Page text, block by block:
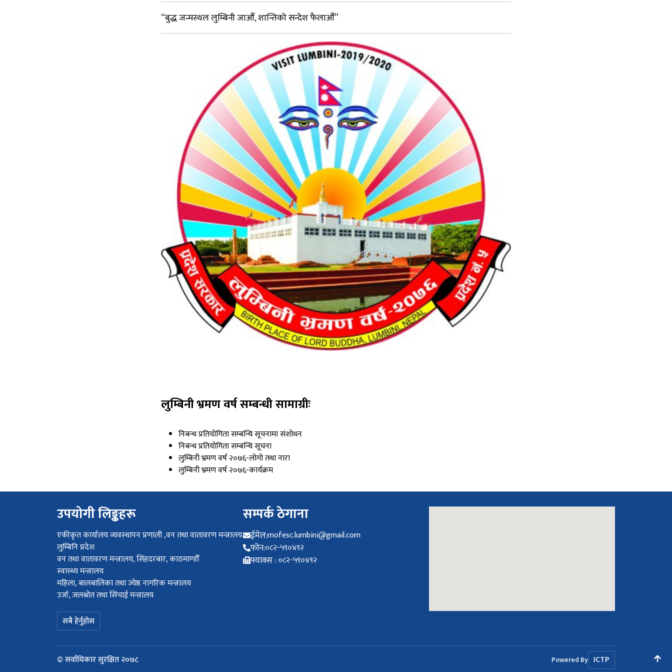
“बुद्ध जन्मस्थल लुम्बिनी जाऔँ, शान्तिको सन्देश फैलाऔँ”
लुम्बिनी भ्रमण वर्ष सम्बन्धी सामाग्रीः
निबन्ध प्रतियोगिता सम्बन्धि सूचनामा संशोधन
निबन्ध प्रतियोगिता सम्बन्धि सूचना
लुम्बिनी भ्रमण वर्ष २०७६-लोगो तथा नारा
लुम्बिनी भ्रमण वर्ष २०७६-कार्यक्रम
उपयोगी लिङ्कहरू
एकीकृत कार्यालय व्यवस्थापन प्रणाली ,वन तथा वातावरण मन्त्रालय
लुम्बिनि प्रदेश
वन तथा वातावरण मन्त्रालय, सिंहदरबार, काठमाण्डौँ
स्वास्थ्य मन्त्रालय
महिला, बालबालिका तथा ज्येष्ठ नागरिक मन्त्रालय
उर्जा, जलश्रोत तथा सिंचाई मन्त्रालय
सबै हेर्नुहोस
सम्पर्क ठेगाना
ईमेल:mofesc.lumbini@gmail.com
फोन:०८२-५९०४९२
फ्याक्स :०८२-५९०४९२
© सर्वाधिकार सुरक्षित २०७८ Powered By ICTP